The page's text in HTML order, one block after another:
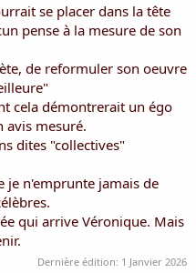
se placer dans la tête
pense à la mesure de son
de reformuler son oeuvre
cela démontrerait un égo
avis mesuré.
dites "collectives"
je n'emprunte jamais de
qui arrive Véronique. Mais
Dernière édition: 1 Janvier 2026